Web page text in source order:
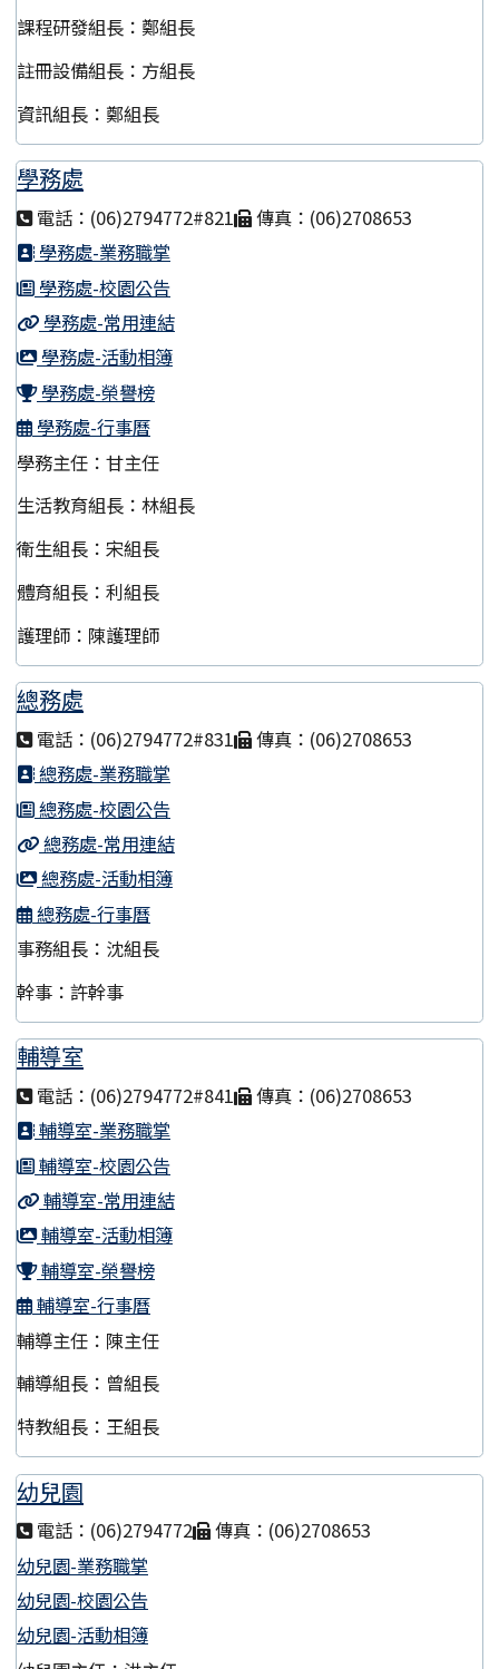
課程研發組長：鄭組長
註冊設備組長：方組長
資訊組長：鄭組長
學務處
電話：(06)2794772#821
傳真：(06)2708653
學務處-業務職掌
學務處-校園公告
學務處-常用連結
學務處-活動相簿
學務處-榮譽榜
學務處-行事曆
學務主任：甘主任
生活教育組長：林組長
衛生組長：宋組長
體育組長：利組長
護理師：陳護理師
總務處
電話：(06)2794772#831
傳真：(06)2708653
總務處-業務職掌
總務處-校園公告
總務處-常用連結
總務處-活動相簿
總務處-行事曆
事務組長：沈組長
幹事：許幹事
輔導室
電話：(06)2794772#841
傳真：(06)2708653
輔導室-業務職掌
輔導室-校園公告
輔導室-常用連結
輔導室-活動相簿
輔導室-榮譽榜
輔導室-行事曆
輔導主任：陳主任
輔導組長：曾組長
特教組長：王組長
幼兒園
電話：(06)2794772
傳真：(06)2708653
幼兒園-業務職掌
幼兒園-校園公告
幼兒園-活動相簿